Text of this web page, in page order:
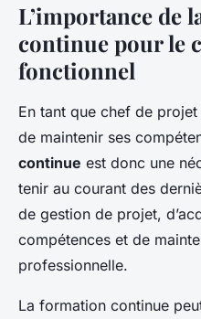
L’importance de
continue pour le
fonctionnel
En tant que chef de
de maintenir ses
continue est donc une
tenir au courant des
de gestion de projet,
compétences et de
professionnelle.
La formation continue